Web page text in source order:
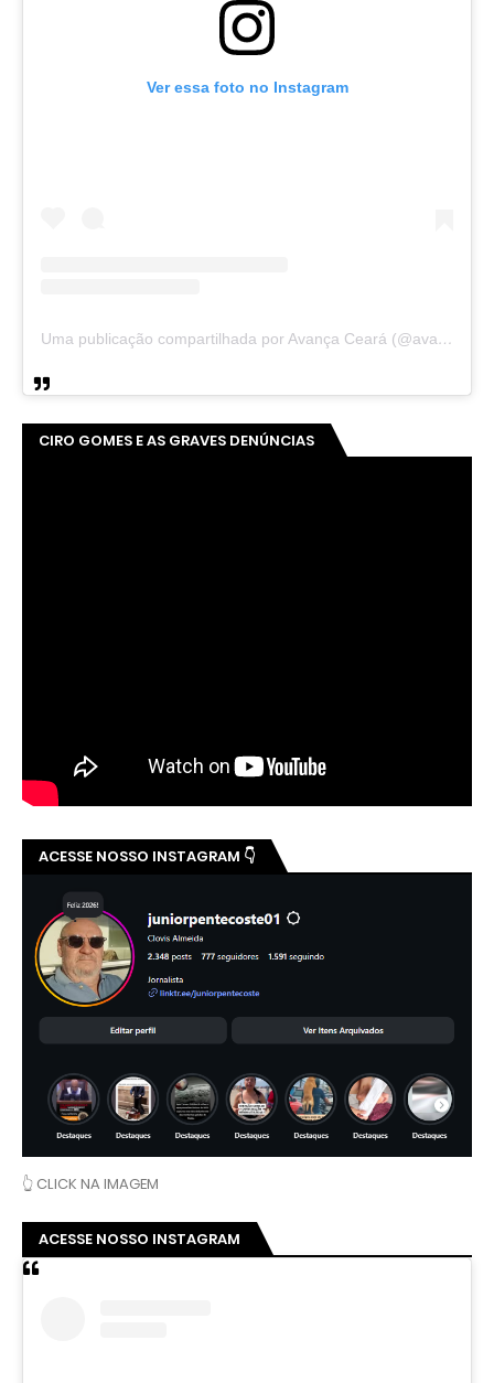
Ver essa foto no Instagram
Uma publicação compartilhada por Avança Ceará (@avancaceara)
CIRO GOMES E AS GRAVES DENÚNCIAS
ACESSE NOSSO INSTAGRAM 👇
👆 CLICK NA IMAGEM
ACESSE NOSSO INSTAGRAM